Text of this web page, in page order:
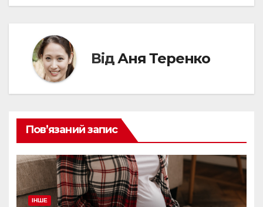
ВідАня Теренко
Пов’язаний запис
ІНШЕ